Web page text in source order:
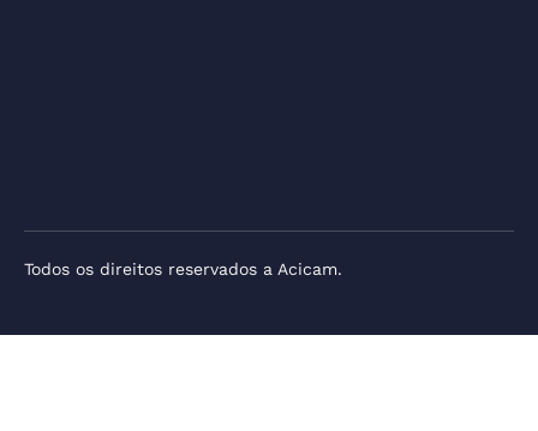
Todos os direitos reservados a Acicam.